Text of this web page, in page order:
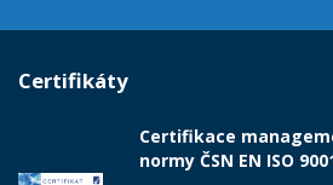
Certifikáty
Certifikace
normy ČSN EN ISO